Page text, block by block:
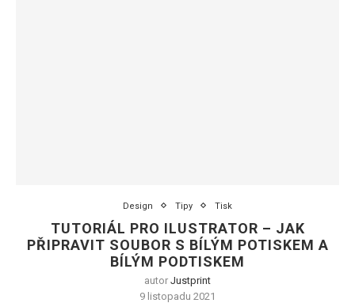
Design Tipy Tisk
TUTORIÁL PRO ILUSTRATOR – JAK
PŘIPRAVIT SOUBOR S BÍLÝM POTISKEM A
BÍLÝM PODTISKEM
autor Justprint
9 listopadu 2021